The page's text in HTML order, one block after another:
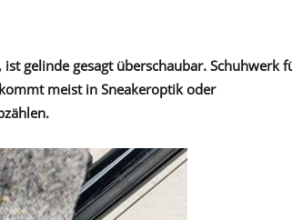
gelinde gesagt überschaubar. Schuhwerk
meist in Sneakeroptik oder